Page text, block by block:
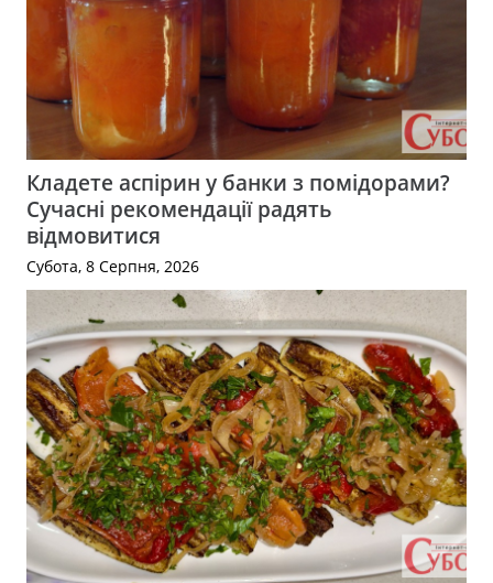
Кладете аспірин у банки з помідорами?
Сучасні рекомендації радять
відмовитися
Субота, 8 Серпня, 2026